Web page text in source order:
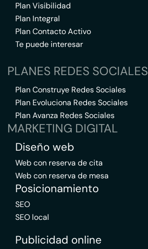
Plan Visibilidad
Plan Integral
Plan Contacto Activo
Te puede interesar
PLANES REDES SOCIALES
Plan Construye Redes Sociales
Plan Evoluciona Redes Sociales
Plan Avanza Redes Sociales
MARKETING DIGITAL
Diseño web
Web con reserva de cita
Web con reserva de mesa
Posicionamiento
SEO
SEO local
Publicidad online